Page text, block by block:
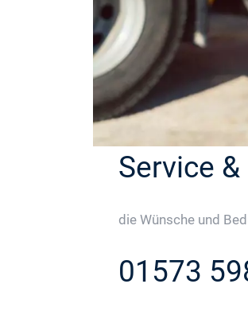
Service
die Wünsche und
01573